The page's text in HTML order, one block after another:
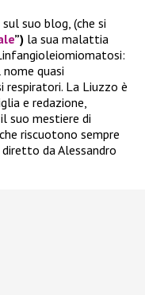
suo blog, (che si
”) la sua malattia
quasi
respiratori. La Liuzzo è
e redazione,
suo mestiere di
riscuotono sempre
da Alessandro